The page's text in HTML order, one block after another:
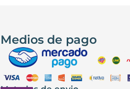
Medios de pago